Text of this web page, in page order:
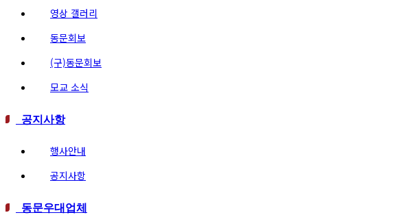
영상 갤러리
동문회보
(구)동문회보
모교 소식
공지사항
행사안내
공지사항
동문우대업체